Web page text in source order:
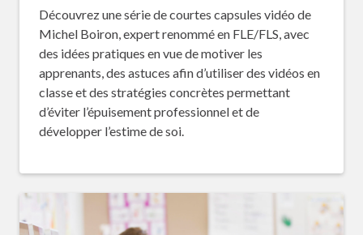
Découvrez une série de courtes capsules vidéo de
Michel Boiron, expert renommé en FLE/FLS, avec
des idées pratiques en vue de motiver les
apprenants, des astuces afin d’utiliser des vidéos en
classe et des stratégies concrètes permettant
d’éviter l’épuisement professionnel et de
développer l’estime de soi.